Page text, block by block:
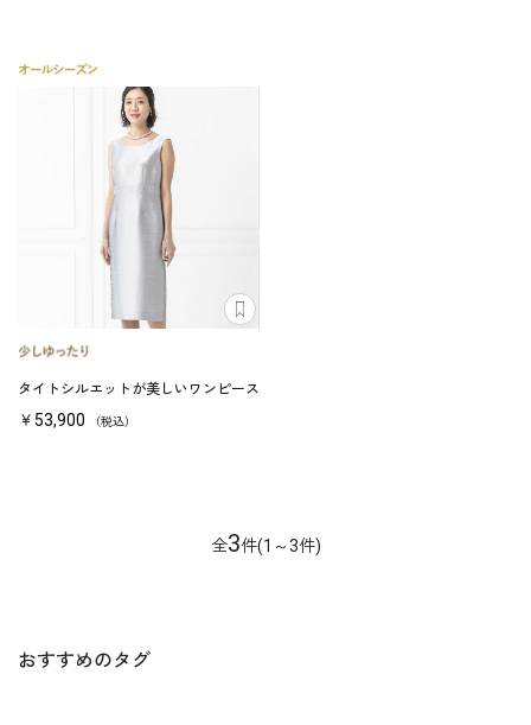
タイトシルエットが美しいワンピース
￥53,900 （税込）
全3件(1～3件)
おすすめのタグ